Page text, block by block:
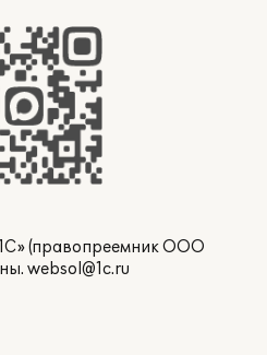
(правопреемник ООО
websol@1c.ru